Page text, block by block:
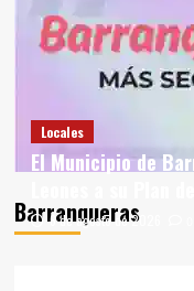
Barranqueras
Locales
El Municipio de
6 de agosto de 2026